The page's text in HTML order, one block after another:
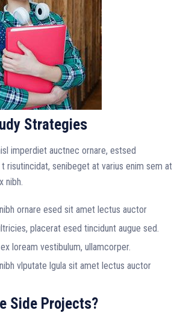
Strategies
imperdiet auctnec ornare, estsed
risutincidat, senibeget at varius enim sem at
nibh.
ornare esed sit amet lectus auctor
placerat esed tincidunt augue sed.
loream vestibulum, ullamcorper.
vlputate lgula sit amet lectus auctor
Side Projects?